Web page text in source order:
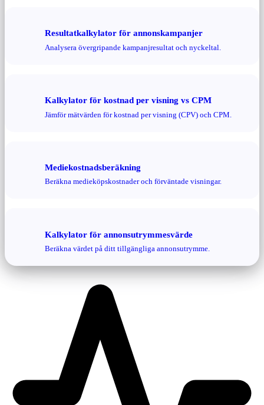
Resultatkalkylator för annonskampanjer
Analysera övergripande kampanjresultat och nyckeltal.
Kalkylator för kostnad per visning vs CPM
Jämför mätvärden för kostnad per visning (CPV) och CPM.
Mediekostnadsberäkning
Beräkna medieköpskostnader och förväntade visningar.
Kalkylator för annonsutrymmesvärde
Beräkna värdet på ditt tillgängliga annonsutrymme.